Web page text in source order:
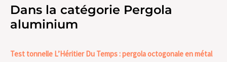
Dans la catégorie Pergola
aluminium
Test tonnelle L’Héritier Du Temps : pergola octogonale en métal